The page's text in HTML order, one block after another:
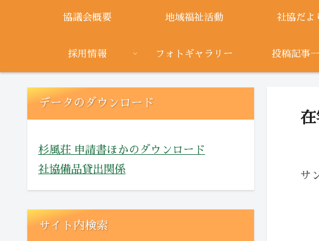
協議会概要 地域福祉活動 社協だよ
採用情報 フォトギャラリー 投稿記事
サ
データのダウンロード
杉風荘 申請書ほかのダウンロード
社協備品貸出関係
サイト内検索